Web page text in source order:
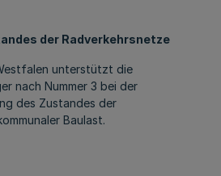
der Radverkehrsnetze
unterstützt die
nach Nummer 3 bei der
des Zustandes der
Baulast.